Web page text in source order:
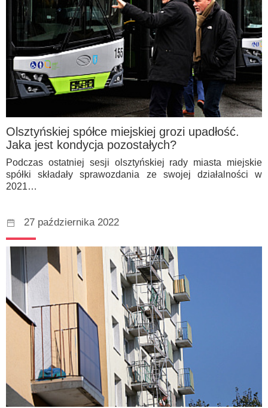
Olsztyńskiej spółce miejskiej grozi upadłość.
Jaka jest kondycja pozostałych?
Podczas ostatniej sesji olsztyńskiej rady miasta miejskie
spółki składały sprawozdania ze swojej działalności w
2021…
27 października 2022